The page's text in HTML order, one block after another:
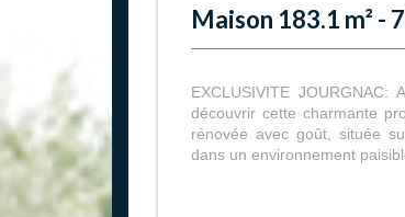
Maison 183.1 m² -
EXCLUSIVITE
découvrir cette charmante
rénovée avec goût, située
dans un environnement